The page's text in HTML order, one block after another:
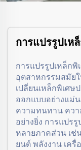
การแปรรูปเห
การแปรรูปเหล็ก
อุตสาหกรรมสมัย
เปลี่ยนเหล็กพิเศ
ออกแบบอย่างแม่
ความทนทาน คว
อย่างยิ่ง การแปร
หลายภาคส่วน เช่
ยนต์ พลังงาน เค